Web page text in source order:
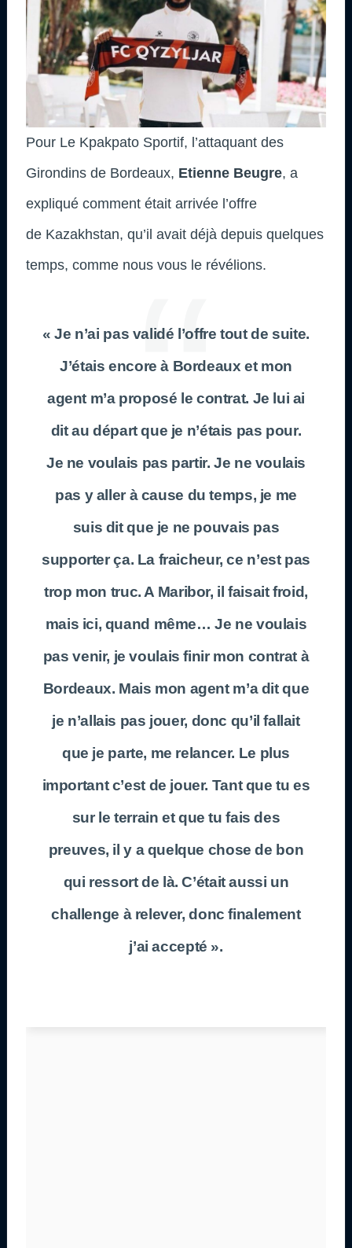
Pour Le Kpakpato Sportif, l’attaquant des
Girondins de Bordeaux, Etienne Beugre, a
expliqué comment était arrivée l’offre
de Kazakhstan, qu’il avait déjà depuis quelques
temps, comme nous vous le révélions.
« Je n’ai pas validé l’offre tout de suite.
J’étais encore à Bordeaux et mon
agent m’a proposé le contrat. Je lui ai
dit au départ que je n’étais pas pour.
Je ne voulais pas partir. Je ne voulais
pas y aller à cause du temps, je me
suis dit que je ne pouvais pas
supporter ça. La fraicheur, ce n’est pas
trop mon truc. A Maribor, il faisait froid,
mais ici, quand même… Je ne voulais
pas venir, je voulais finir mon contrat à
Bordeaux. Mais mon agent m’a dit que
je n’allais pas jouer, donc qu’il fallait
que je parte, me relancer. Le plus
important c’est de jouer. Tant que tu es
sur le terrain et que tu fais des
preuves, il y a quelque chose de bon
qui ressort de là. C’était aussi un
challenge à relever, donc finalement
j’ai accepté ».